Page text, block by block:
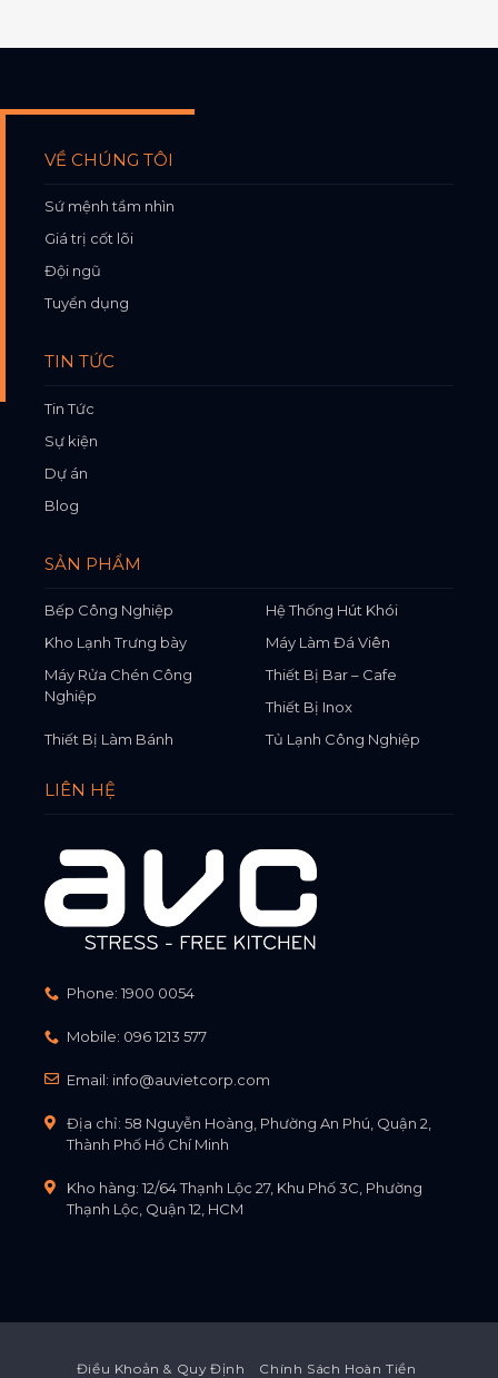
VỀ CHÚNG TÔI
Sứ mệnh tầm nhìn
Giá trị cốt lõi
Đội ngũ
Tuyển dụng
TIN TỨC
Tin Tức
Sự kiện
Dự án
Blog
SẢN PHẨM
Bếp Công Nghiệp
Hệ Thống Hút Khói
Kho Lạnh Trưng bày
Máy Làm Đá Viên
Máy Rửa Chén Công
Nghiệp
Thiết Bị Bar – Cafe
Thiết Bị Inox
Thiết Bị Làm Bánh
Tủ Lạnh Công Nghiệp
LIÊN HỆ
Phone: 1900 0054
Mobile: 096 1213 577
Email: info@auvietcorp.com
Địa chỉ: 58 Nguyễn Hoàng, Phường An Phú, Quận 2,
Thành Phố Hồ Chí Minh
Kho hàng: 12/64 Thạnh Lộc 27, Khu Phố 3C, Phường
Thạnh Lộc, Quận 12, HCM
Điều Khoản & Quy Định Chính Sách Hoàn Tiền